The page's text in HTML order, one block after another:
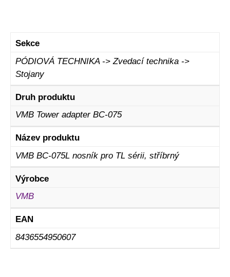
Sekce
PÓDIOVÁ TECHNIKA -> Zvedací technika ->
Stojany
Druh produktu
VMB Tower adapter BC-075
Název produktu
VMB BC-075L nosník pro TL sérii, stříbrný
Výrobce
VMB
EAN
8436554950607